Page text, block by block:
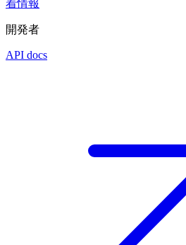
着情報
開発者
API docs